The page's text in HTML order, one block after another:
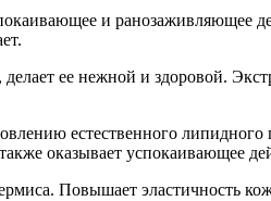
и ранозаживляющее
ее нежной и здоровой.
естественного липидного
оказывает успокаивающее
Повышает эластичность